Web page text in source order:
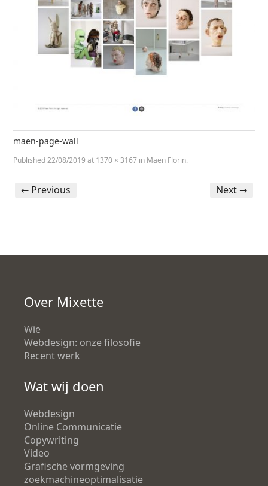
maen-page-wall
Published22/08/2019 at 1370 × 3167 in Maen Florin.
← Previous Next →
Over Mixette
Wie
Webdesign: onze filosofie
Recent werk
Wat wij doen
Webdesign
Online Communicatie
Copywriting
Video
Grafische vormgeving
zoekmachineoptimalisatie